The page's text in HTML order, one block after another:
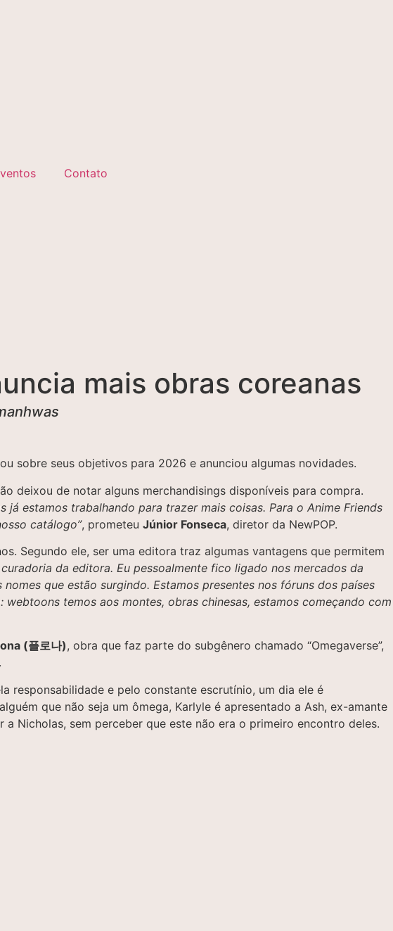
Contato
mais obras coreanas
sobre seus objetivos para 2026 e anunciou algumas novidades.
deixou de notar alguns merchandisings disponíveis para compra.
estamos trabalhando para trazer mais coisas. Para o Anime Friends
catálogo”, prometeu Júnior Fonseca, diretor da NewPOP.
Segundo ele, ser uma editora traz algumas vantagens que permitem
da editora. Eu pessoalmente fico ligado nos mercados da
que estão surgindo. Estamos presentes nos fóruns dos países
temos aos montes, obras chinesas, estamos começando com
(플로나), obra que faz parte do subgênero chamado “Omegaverse”,
responsabilidade e pelo constante escrutínio, um dia ele é
que não seja um ômega, Karlyle é apresentado a Ash, ex-amante
Nicholas, sem perceber que este não era o primeiro encontro deles.